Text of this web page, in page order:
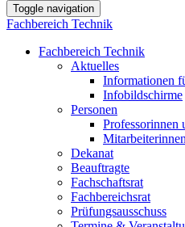
Toggle navigation
Fachbereich Technik
Fachbereich Technik
Aktuelles
Informationen
Infobildschirme
Personen
Professorinnen
Dekanat
Beauftragte
Fachschaftsrat
Fachbereichsrat
Prüfungsausschuss